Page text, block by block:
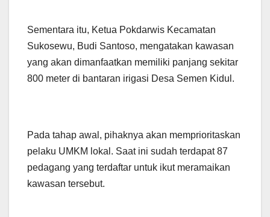
Sementara itu, Ketua Pokdarwis Kecamatan
Sukosewu, Budi Santoso, mengatakan kawasan
yang akan dimanfaatkan memiliki panjang sekitar
800 meter di bantaran irigasi Desa Semen Kidul.
Pada tahap awal, pihaknya akan memprioritaskan
pelaku UMKM lokal. Saat ini sudah terdapat 87
pedagang yang terdaftar untuk ikut meramaikan
kawasan tersebut.